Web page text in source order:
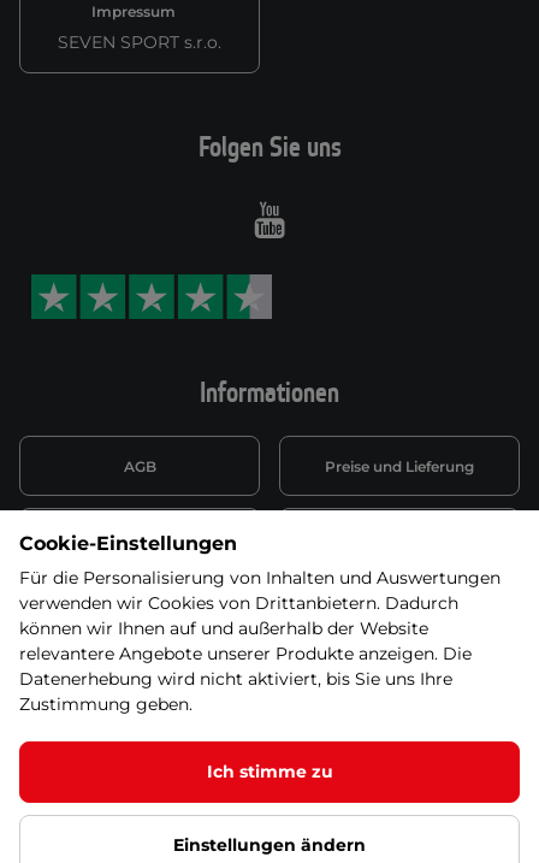
Impressum
SEVEN SPORT s.r.o.
Informationen
AGB Preise und Lieferung
Datenschutzerklärung
Wiederufsbelehrung mit Link
zum Formular
Batterieentsorgung
Informationen zu Elektro-
und Elektonikgeräten
Widerruf erklären
Folgen Sie uns
Youtube
© 2026 SEVEN SPORT s.r.o Alle Rechte vorbehalten1
Datenschutzgrundsätze Google Datenschutz Google
Cookie-Einstellungen
Für die Personalisierung von Inhalten und Auswertungen
verwenden wir Cookies von Drittanbietern. Dadurch
können wir Ihnen auf und außerhalb der Website
relevantere Angebote unserer Produkte anzeigen. Die
Datenerhebung wird nicht aktiviert, bis Sie uns Ihre
Zustimmung geben.
Ich stimme zu
Einstellungen ändern